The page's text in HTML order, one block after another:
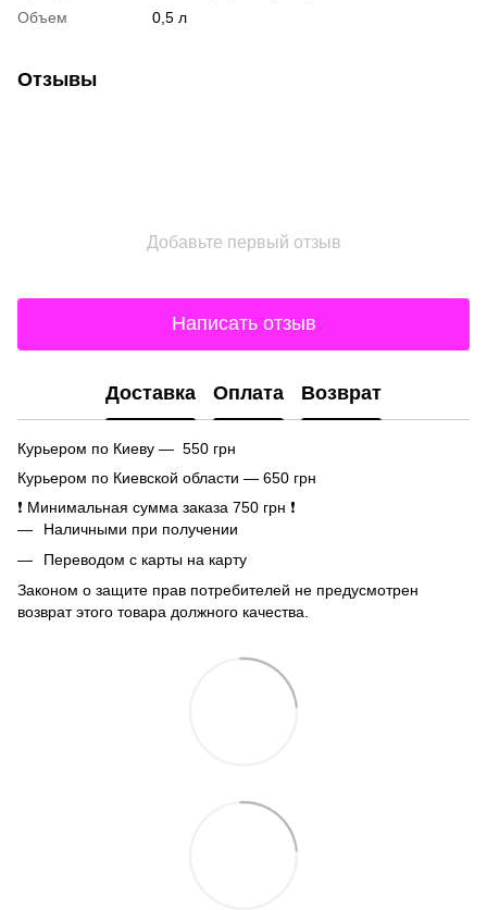
Объем
0,5 л
Отзывы
Добавьте первый отзыв
Написать отзыв
Доставка Оплата Возврат
Курьером по Киеву — 550 грн
Курьером по Киевской области — 650 грн
❗ Минимальная сумма заказа 750 грн ❗
Наличными при получении
Переводом с карты на карту
Законом о защите прав потребителей не предусмотрен
возврат этого товара должного качества.